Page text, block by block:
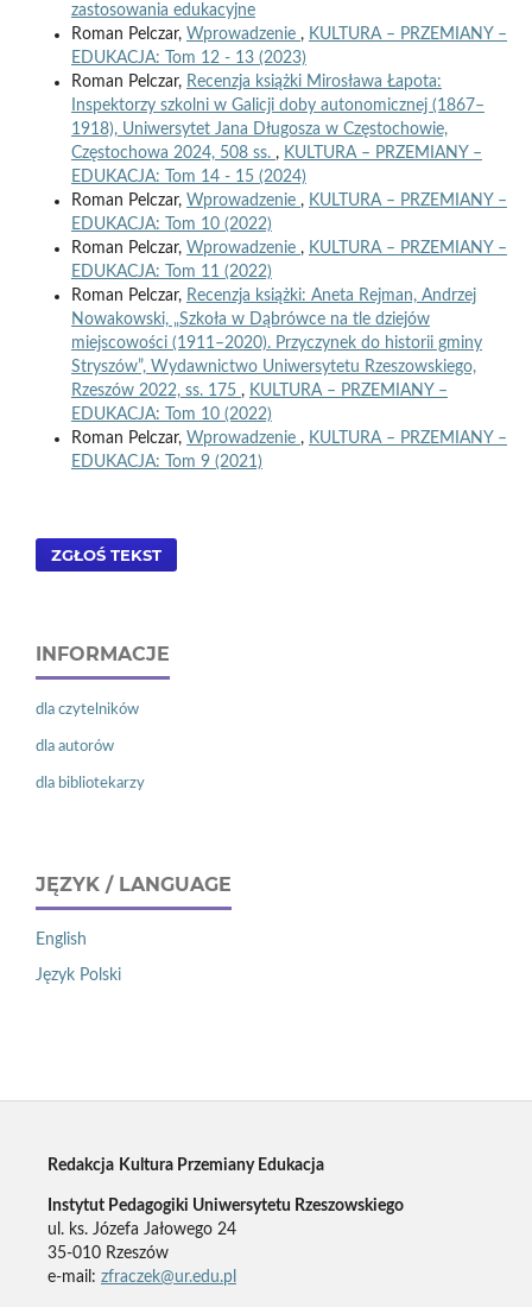
zastosowania edukacyjne
Roman Pelczar, Wprowadzenie , KULTURA – PRZEMIANY –
EDUKACJA: Tom 12 - 13 (2023)
Roman Pelczar, Recenzja książki Mirosława Łapota:
Inspektorzy szkolni w Galicji doby autonomicznej (1867–
1918), Uniwersytet Jana Długosza w Częstochowie,
Częstochowa 2024, 508 ss. , KULTURA – PRZEMIANY –
EDUKACJA: Tom 14 - 15 (2024)
Roman Pelczar, Wprowadzenie , KULTURA – PRZEMIANY –
EDUKACJA: Tom 10 (2022)
Roman Pelczar, Wprowadzenie , KULTURA – PRZEMIANY –
EDUKACJA: Tom 11 (2022)
Roman Pelczar, Recenzja książki: Aneta Rejman, Andrzej
Nowakowski, „Szkoła w Dąbrówce na tle dziejów
miejscowości (1911–2020). Przyczynek do historii gminy
Stryszów”, Wydawnictwo Uniwersytetu Rzeszowskiego,
Rzeszów 2022, ss. 175 , KULTURA – PRZEMIANY –
EDUKACJA: Tom 10 (2022)
Roman Pelczar, Wprowadzenie , KULTURA – PRZEMIANY –
EDUKACJA: Tom 9 (2021)
ZGŁOŚ TEKST
INFORMACJE
dla czytelników
dla autorów
dla bibliotekarzy
JĘZYK / LANGUAGE
English
Język Polski
Redakcja Kultura Przemiany Edukacja
Instytut Pedagogiki Uniwersytetu Rzeszowskiego
ul. ks. Józefa Jałowego 24
35-010 Rzeszów
e-mail: zfraczek@ur.edu.pl